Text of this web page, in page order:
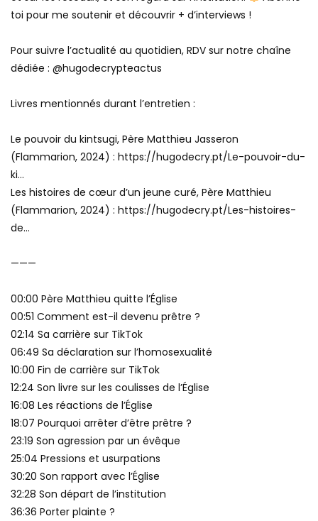
toi pour me soutenir et découvrir + d’interviews !
Pour suivre l’actualité au quotidien, RDV sur notre chaîne
dédiée : ‪@hugodecrypteactus‬
Livres mentionnés durant l’entretien :
Le pouvoir du kintsugi, Père Matthieu Jasseron
(Flammarion, 2024) : https://hugodecry.pt/Le-pouvoir-du-
ki…
Les histoires de cœur d’un jeune curé, Père Matthieu
(Flammarion, 2024) : https://hugodecry.pt/Les-histoires-
de…
———
00:00 Père Matthieu quitte l’Église
00:51 Comment est-il devenu prêtre ?
02:14 Sa carrière sur TikTok
06:49 Sa déclaration sur l’homosexualité
10:00 Fin de carrière sur TikTok
12:24 Son livre sur les coulisses de l’Église
16:08 Les réactions de l’Église
18:07 Pourquoi arrêter d’être prêtre ?
23:19 Son agression par un évêque
25:04 Pressions et usurpations
30:20 Son rapport avec l’Église
32:28 Son départ de l’institution
36:36 Porter plainte ?